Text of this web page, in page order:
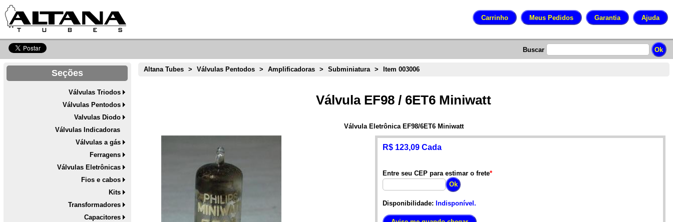
Buscar
Seções
Válvulas Triodos
Válvulas Pentodos
Valvulas Diodo
Válvulas Indicadoras
Válvulas a gás
Ferragens
Válvulas Eletrônicas
Fios e cabos
Kits
Transformadores
Capacitores
Altana Tubes > Válvulas Pentodos > Amplificadoras > Subminiatura > Item 003006
Válvula EF98 / 6ET6 Miniwatt
Válvula Eletrônica EF98/6ET6 Miniwatt
R$ 123,09 Cada
Entre seu CEP para estimar o frete*
Disponibilidade: Indisponível.